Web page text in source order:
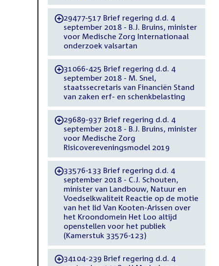
-29477-517 Brief regering d.d. 4
september 2018 - B.J. Bruins, minister
voor Medische Zorg Internationaal
onderzoek valsartan
-31066-425 Brief regering d.d. 4
september 2018 - M. Snel,
staatssecretaris van Financiën Stand
van zaken erf- en schenkbelasting
-29689-937 Brief regering d.d. 4
september 2018 - B.J. Bruins, minister
voor Medische Zorg
Risicovereveningsmodel 2019
-33576-133 Brief regering d.d. 4
september 2018 - C.J. Schouten,
minister van Landbouw, Natuur en
Voedselkwaliteit Reactie op de motie
van het lid Van Kooten-Arissen over
het Kroondomein Het Loo altijd
openstellen voor het publiek
(Kamerstuk 33576-123)
-34104-239 Brief regering d.d. 4